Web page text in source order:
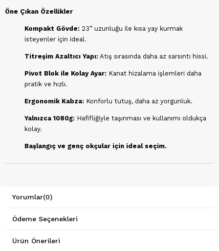
Öne Çıkan Özellikler
Kompakt Gövde: 23” uzunluğu ile kısa yay kurmak
isteyenler için ideal.
Titreşim Azaltıcı Yapı: Atış sırasında daha az sarsıntı hissi.
Pivot Blok ile Kolay Ayar: Kanat hizalama işlemleri daha
pratik ve hızlı.
Ergonomik Kabza: Konforlu tutuş, daha az yorgunluk.
Yalnızca 1080g: Hafifliğiyle taşınması ve kullanımı oldukça
kolay.
Başlangıç ve genç okçular için ideal seçim.
Yorumlar(0)
Ödeme Seçenekleri
Ürün Önerileri